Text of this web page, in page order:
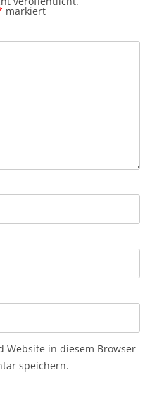
markiert
Website in diesem Browser
speichern.